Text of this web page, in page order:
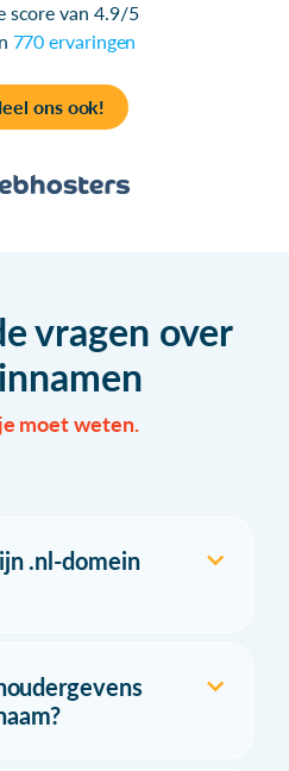
score van 4.9/5
770 ervaringen
ons ook!
vragen over
moet weten.
.nl-domein